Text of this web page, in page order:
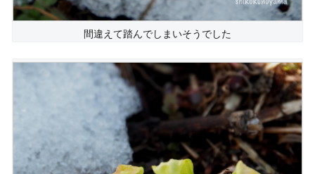
間違えて踏んでしまいそうでした